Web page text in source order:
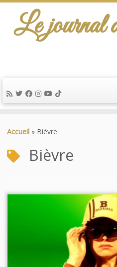
au
Le journal
Accueil » Bièvre
Bièvre